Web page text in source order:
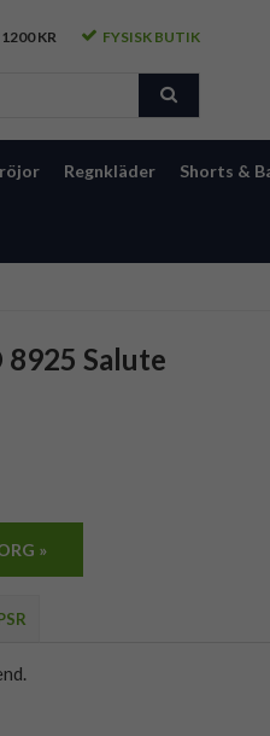
KR FYSISK BUTIK
Regnkläder Shorts &
8925 Salute
»